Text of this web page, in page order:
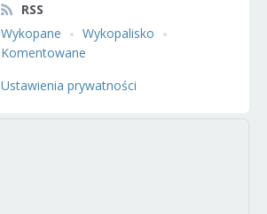
RSS
Wykopane
Wykopalisko
Komentowane
Ustawienia prywatności